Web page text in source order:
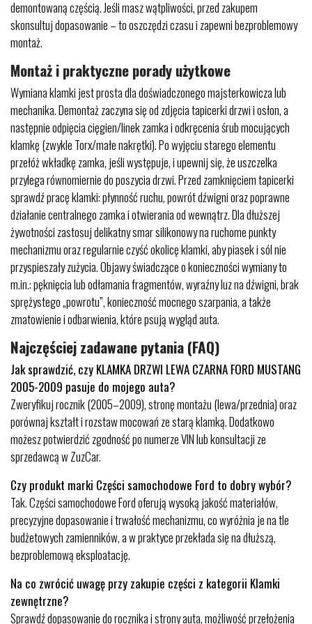
demontowaną częścią. Jeśli masz wątpliwości, przed zakupem
skonsultuj dopasowanie – to oszczędzi czasu i zapewni bezproblemowy
montaż.
Montaż i praktyczne porady użytkowe
Wymiana klamki jest prosta dla doświadczonego majsterkowicza lub
mechanika. Demontaż zaczyna się od zdjęcia tapicerki drzwi i osłon, a
następnie odpięcia cięgien/linek zamka i odkręcenia śrub mocujących
klamkę (zwykle Torx/małe nakrętki). Po wyjęciu starego elementu
przełóż wkładkę zamka, jeśli występuje, i upewnij się, że uszczelka
przylega równomiernie do poszycia drzwi. Przed zamknięciem tapicerki
sprawdź pracę klamki: płynność ruchu, powrót dźwigni oraz poprawne
działanie centralnego zamka i otwierania od wewnątrz. Dla dłuższej
żywotności zastosuj delikatny smar silikonowy na ruchome punkty
mechanizmu oraz regularnie czyść okolicę klamki, aby piasek i sól nie
przyspieszały zużycia. Objawy świadczące o konieczności wymiany to
m.in.: pęknięcia lub odłamania fragmentów, wyraźny luz na dźwigni, brak
sprężystego „powrotu”, konieczność mocnego szarpania, a także
zmatowienie i odbarwienia, które psują wygląd auta.
Najczęściej zadawane pytania (FAQ)
Jak sprawdzić, czy KLAMKA DRZWI LEWA CZARNA FORD MUSTANG
2005-2009 pasuje do mojego auta?
Zweryfikuj rocznik (2005–2009), stronę montażu (lewa/przednia) oraz
porównaj kształt i rozstaw mocowań ze starą klamką. Dodatkowo
możesz potwierdzić zgodność po numerze VIN lub konsultacji ze
sprzedawcą w ZuzCar.
Czy produkt marki Części samochodowe Ford to dobry wybór?
Tak. Części samochodowe Ford oferują wysoką jakość materiałów,
precyzyjne dopasowanie i trwałość mechanizmu, co wyróżnia je na tle
budżetowych zamienników, a w praktyce przekłada się na dłuższą,
bezproblemową eksploatację.
Na co zwrócić uwagę przy zakupie części z kategorii Klamki
zewnętrzne?
Sprawdź dopasowanie do rocznika i strony auta, możliwość przełożenia